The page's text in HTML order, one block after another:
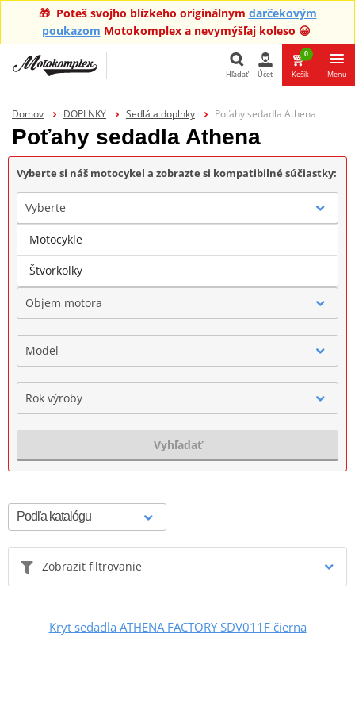
🎁 Poteš svojho blízkeho originálnym darčekovým
poukazom Motokomplex a nevymýšľaj koleso 😀
Hľadať
Hľadať Účet
0
Košík Menu
Domov DOPLNKY Sedlá a doplnky Poťahy sedadla Athena
Poťahy sedadla Athena
Vyberte si náš motocykel a zobrazte si kompatibilné súčiastky:
Vyberte
Značka
Objem motora
Model
Rok výroby
Vyhľadať
Zobraziť filtrovanie
Kryt sedadla ATHENA FACTORY SDV011F čierna
Motocykle
Štvorkolky